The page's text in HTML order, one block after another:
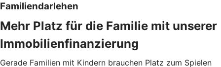
Familiendarlehen
Mehr Platz für die Familie mit unserer
Immobilienfinanzierung
Gerade Familien mit Kindern brauchen Platz zum Spielen